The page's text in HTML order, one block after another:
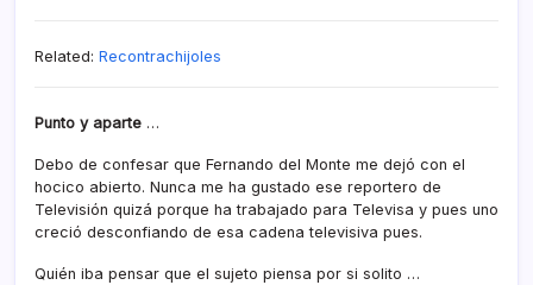
Related: Recontrachijoles
Punto y aparte …
Debo de confesar que Fernando del Monte me dejó con el
hocico abierto. Nunca me ha gustado ese reportero de
Televisión quizá porque ha trabajado para Televisa y pues uno
creció desconfiando de esa cadena televisiva pues.
Quién iba pensar que el sujeto piensa por si solito …